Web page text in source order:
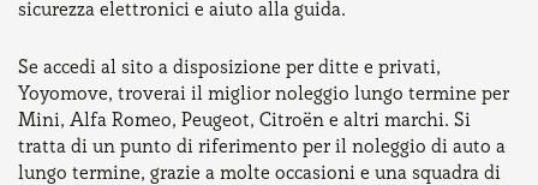
sicurezza elettronici e aiuto alla guida.
Se accedi al sito a disposizione per ditte e privati,
Yoyomove, troverai il miglior noleggio lungo termine per
Mini, Alfa Romeo, Peugeot, Citroën e altri marchi. Si
tratta di un punto di riferimento per il noleggio di auto a
lungo termine, grazie a molte occasioni e una squadra di